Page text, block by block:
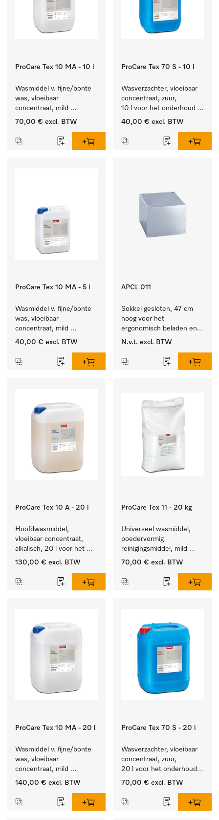
ProCare Tex 10 MA - 10 l
Wasmiddel v. fijne/bonte
was, vloeibaar
concentraat, mild
alkalisch, 10 l voor het
en gevoelig textiel.
70,00 € excl. BTW
ProCare Tex 70 S - 10 l
Wasverzachter, vloeibaar
concentraat, zuur,
10 l voor het onderhoud
van vezels zodat het
40,00 € excl. BTW
ProCare Tex 10 MA - 5 l
Wasmiddel v. fijne/bonte
was, vloeibaar
concentraat, mild
alkalisch, 5 l voor het
en gevoelig textiel.
40,00 € excl. BTW
APCL 011
Sokkel gesloten, 47 cm
hoog voor het
ergonomisch beladen en
legen van de wasmachine
N.v.t. excl. BTW
ProCare Tex 10 A - 20 l
Hoofdwasmiddel,
vloeibaar concentraat,
alkalisch, 20 l voor het
reinigen van wit wasgoed
130,00 € excl. BTW
ProCare Tex 11 - 20 kg
Universeel wasmiddel,
poedervormig
reinigingsmiddel, mild-
alkalisch, 20 kg voor het
en kleurechte bonte was.
70,00 € excl. BTW
ProCare Tex 10 MA - 20 l
Wasmiddel v. fijne/bonte
was, vloeibaar
concentraat, mild
alkalisch, 20 l voor het
en gevoelig textiel.
140,00 € excl. BTW
ProCare Tex 70 S - 20 l
Wasverzachter, vloeibaar
concentraat, zuur,
20 l voor het onderhoud
van vezels zodat het
70,00 € excl. BTW